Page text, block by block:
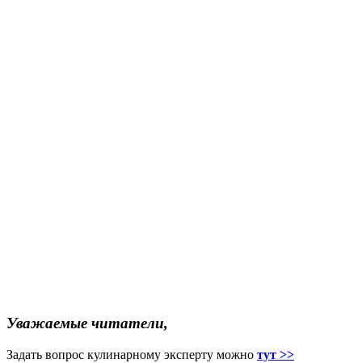
Уважаемые читатели,
Задать вопрос кулинарному эксперту можно тут >>